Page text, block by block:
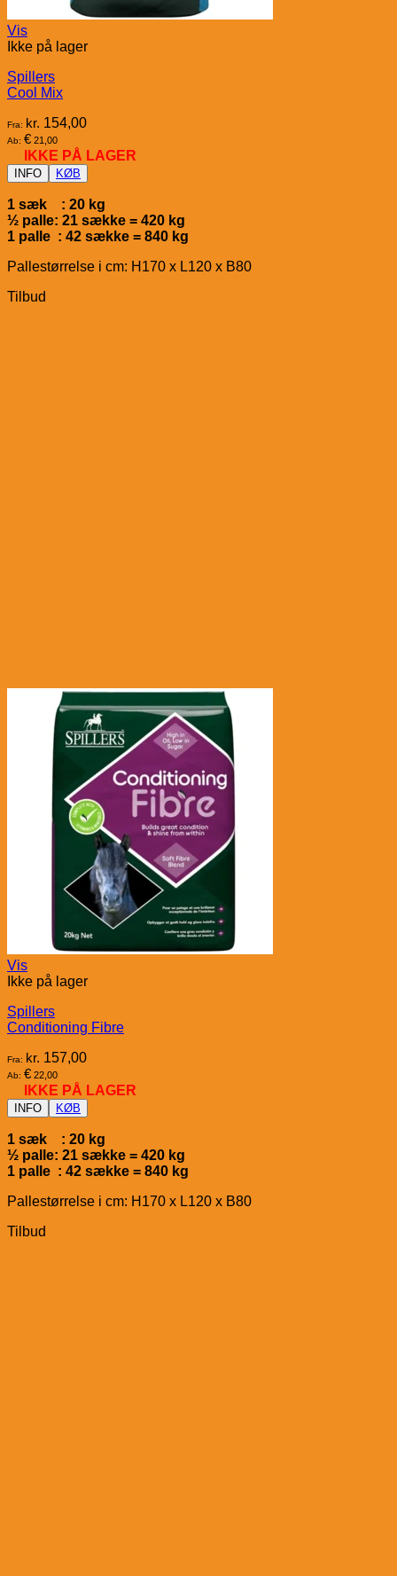
Vis
Ikke på lager
Spillers
Cool Mix
Fra: kr. 154,00
Ab: € 21,00
IKKE PÅ LAGER
INFO KØB
1 sæk : 20 kg
½ palle: 21 sække = 420 kg
1 palle : 42 sække = 840 kg
Pallestørrelse i cm: H170 x L120 x B80
Tilbud
Vis
Ikke på lager
Spillers
Conditioning Fibre
Fra: kr. 157,00
Ab: € 22,00
IKKE PÅ LAGER
INFO KØB
1 sæk : 20 kg
½ palle: 21 sække = 420 kg
1 palle : 42 sække = 840 kg
Pallestørrelse i cm: H170 x L120 x B80
Tilbud